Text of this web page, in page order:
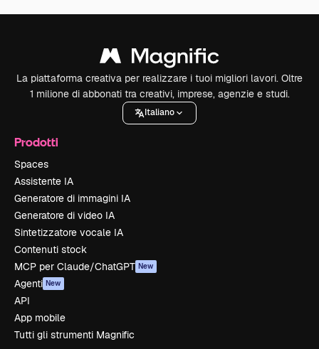
La piattaforma creativa per realizzare i tuoi migliori lavori. Oltre
1 milione di abbonati tra creativi, imprese, agenzie e studi.
Italiano
Prodotti
Spaces
Assistente IA
Generatore di immagini IA
Generatore di video IA
Sintetizzatore vocale IA
Contenuti stock
MCP per Claude/ChatGPT New
Agenti New
API
App mobile
Tutti gli strumenti Magnific